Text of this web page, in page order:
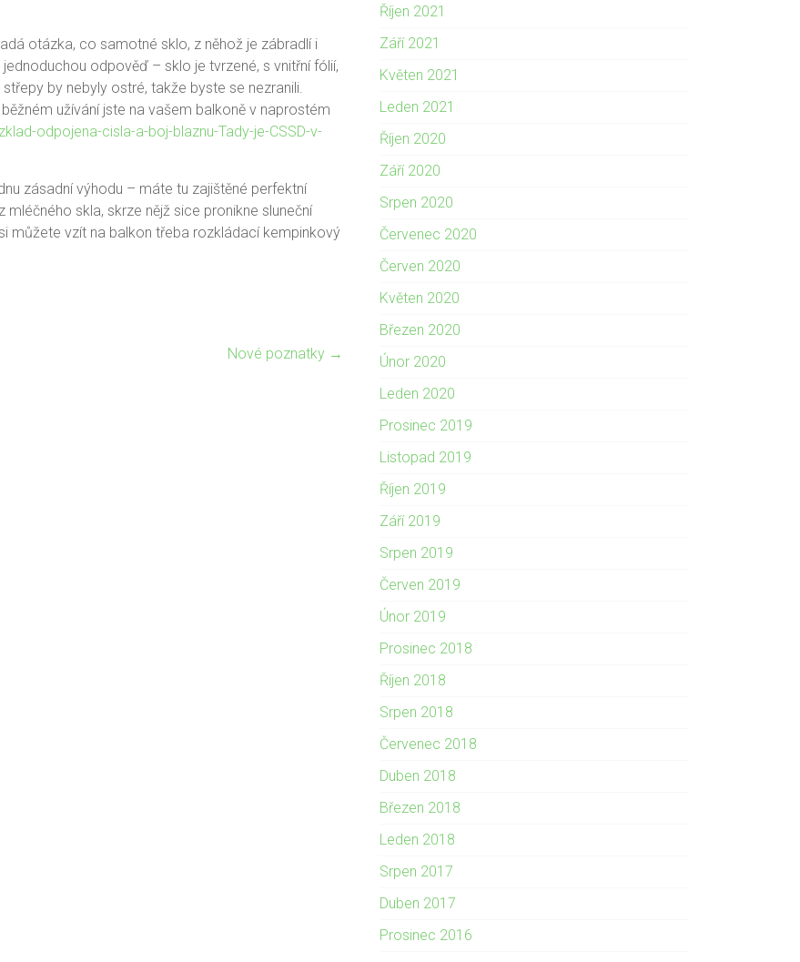
otázka, co samotné sklo, z něhož je zábradlí i
odpověď – sklo je tvrzené, s vnitřní fólií,
by nebyly ostré, takže byste se nezranili.
užívání jste na vašem balkoně v naprostém
odpojena-cisla-a-boj-blaznu-Tady-je-CSSD-v-
zásadní výhodu – máte tu zajištěné perfektní
skla, skrze nějž sice pronikne sluneční
můžete vzít na balkon třeba rozkládací kempinkový
Nové poznatky →
Říjen 2021
Září 2021
Květen 2021
Leden 2021
Říjen 2020
Září 2020
Srpen 2020
Červenec 2020
Červen 2020
Květen 2020
Březen 2020
Únor 2020
Leden 2020
Prosinec 2019
Listopad 2019
Říjen 2019
Září 2019
Srpen 2019
Červen 2019
Únor 2019
Prosinec 2018
Říjen 2018
Srpen 2018
Červenec 2018
Duben 2018
Březen 2018
Leden 2018
Srpen 2017
Duben 2017
Prosinec 2016